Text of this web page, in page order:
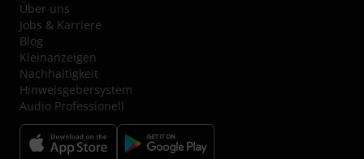
Über uns
Jobs & Karriere
Blog
Kleinanzeigen
Nachhaltigkeit
Hinweisgebersystem
Audio Professionell